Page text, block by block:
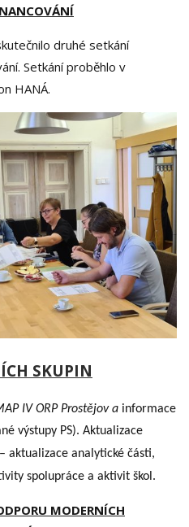
druhé setkání
Setkání proběhlo v
HANÁ.
SKUPIN
IV ORP Prostějov a informace
výstupy PS). Aktualizace
aktualizace analytické části,
spolupráce a aktivit škol.
MODERNÍCH